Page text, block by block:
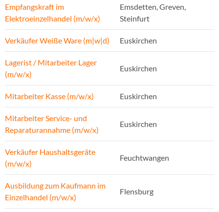
Empfangskraft im
Elektroeinzelhandel (m/w/x)
Emsdetten, Greven,
Steinfurt
Verkäufer Weiße Ware (m|w|d) Euskirchen
Lagerist / Mitarbeiter Lager
(m/w/x)
Euskirchen
Mitarbeiter Kasse (m/w/x) Euskirchen
Mitarbeiter Service- und
Reparaturannahme (m/w/x)
Euskirchen
Verkäufer Haushaltsgeräte
(m/w/x)
Feuchtwangen
Ausbildung zum Kaufmann im
Einzelhandel (m/w/x)
Flensburg